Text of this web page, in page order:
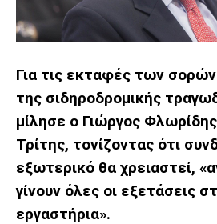
Για τις εκταφές των
της σιδηροδρομικής
μίλησε ο Γιώργος
Τρίτης, τονίζοντας ότι
εξωτερικό θα χρειαστεί,
γίνουν όλες οι εξετάσεις
εργαστήρια».